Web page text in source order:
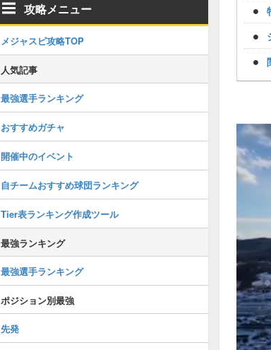
攻略メニュー
メジャスピ攻略TOP
人気記事
最強選手ランキング
おすすめガチャ
開催中のイベント
自チームおすすめ球団ランキング
Tier表ランキング作成ツール
最強ランキング
最強選手ランキング
ポジション別最強
先発